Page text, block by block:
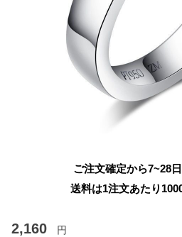
ご注文確定から7~28
送料は1注文あたり
2,160 円